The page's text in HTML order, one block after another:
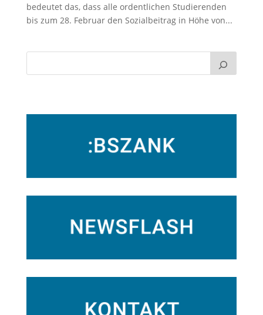
bedeutet das, dass alle ordentlichen Studierenden
bis zum 28. Februar den Sozialbeitrag in Höhe von...